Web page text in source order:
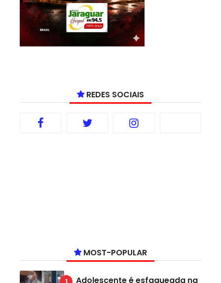
REDES SOCIAIS
MOST-POPULAR
Adolescente é esfaqueada na